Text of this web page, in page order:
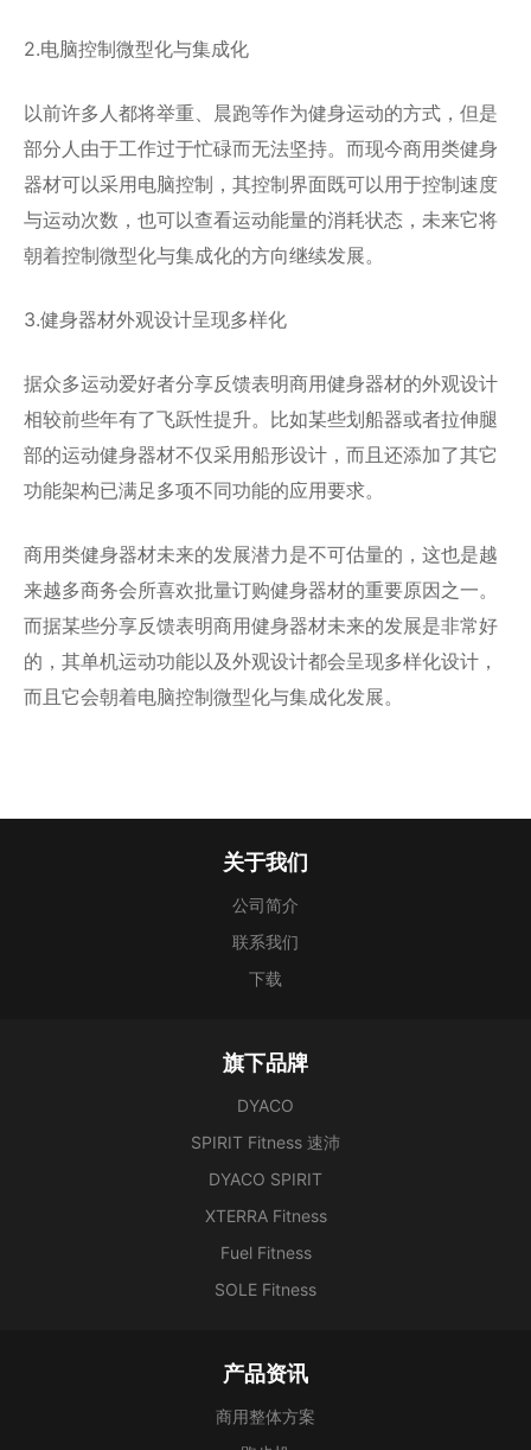
2.电脑控制微型化与集成化
以前许多人都将举重、晨跑等作为健身运动的方式，但是
部分人由于工作过于忙碌而无法坚持。而现今商用类健身
器材可以采用电脑控制，其控制界面既可以用于控制速度
与运动次数，也可以查看运动能量的消耗状态，未来它将
朝着控制微型化与集成化的方向继续发展。
3.健身器材外观设计呈现多样化
据众多运动爱好者分享反馈表明商用健身器材的外观设计
相较前些年有了飞跃性提升。比如某些划船器或者拉伸腿
部的运动健身器材不仅采用船形设计，而且还添加了其它
功能架构已满足多项不同功能的应用要求。
商用类健身器材未来的发展潜力是不可估量的，这也是越
来越多商务会所喜欢批量订购健身器材的重要原因之一。
而据某些分享反馈表明商用健身器材未来的发展是非常好
的，其单机运动功能以及外观设计都会呈现多样化设计，
而且它会朝着电脑控制微型化与集成化发展。
关于我们
公司简介
联系我们
下载
旗下品牌
DYACO
SPIRIT Fitness 速沛
DYACO SPIRIT
XTERRA Fitness
Fuel Fitness
SOLE Fitness
产品资讯
商用整体方案